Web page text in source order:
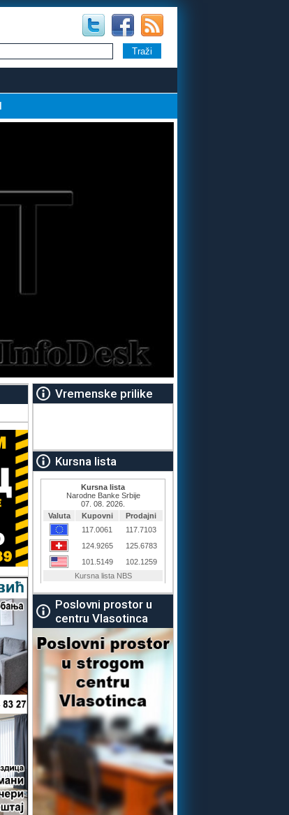
Vremenske prilike
Kursna lista
Poslovni prostor u
centru Vlasotinca